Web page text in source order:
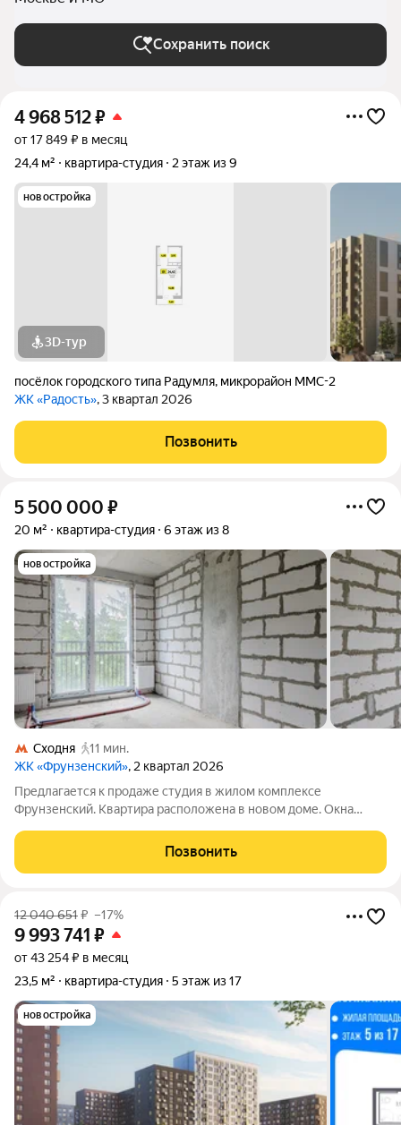
Сохранить поиск
4 968 512₽
от 17 849 ₽ в месяц
24,4 м²
квартира-студия 2 этаж из 9
новостройка
3D-тур
посёлок городского типа Радумля, микрорайон ММС-2
ЖК «Радость», 3 квартал 2026
Позвонить
5 500 000 ₽
20 м² квартира-студия 6 этаж из 8
новостройка
Сходня
11 мин.
ЖК «Фрунзенский», 2 квартал 2026
Предлагается к продаже студия в жилом комплексе
Фрунзенский. Квартира расположена в новом доме. Окна
спокойную атмосферу и отсутствие шума от дороги. Квартира
предлагается без ремонта, что
Позвонить
12 040 651₽ –17%
9 993 741 ₽
от 43 254 ₽ в месяц
23,5 м²
квартира-студия 5 этаж из 17
новостройка